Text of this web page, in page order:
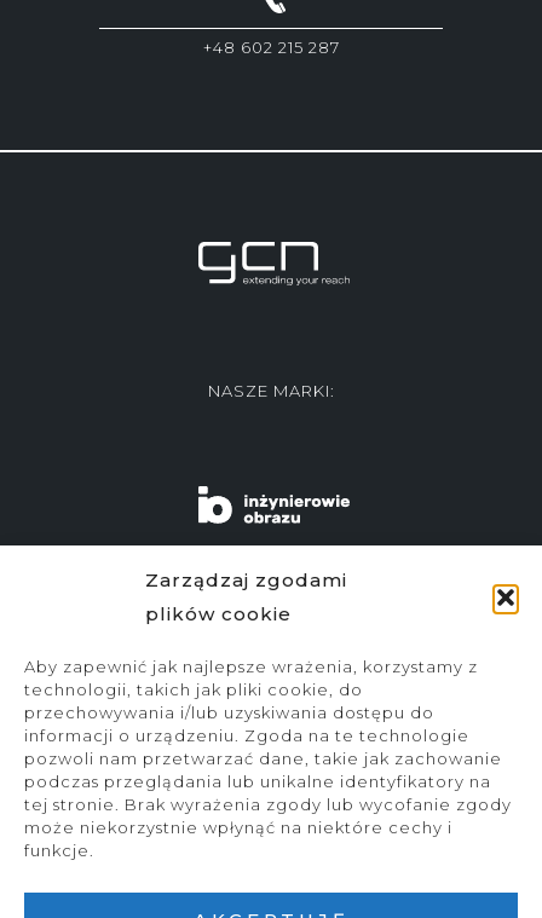
Zarządzaj zgodami
plików cookie
Aby zapewnić jak najlepsze wrażenia, korzystamy z
technologii, takich jak pliki cookie, do
przechowywania i/lub uzyskiwania dostępu do
informacji o urządzeniu. Zgoda na te technologie
pozwoli nam przetwarzać dane, takie jak zachowanie
podczas przeglądania lub unikalne identyfikatory na
tej stronie. Brak wyrażenia zgody lub wycofanie zgody
może niekorzystnie wpłynąć na niektóre cechy i
funkcje.
+48 602 215 287
NASZE MARKI:
ZAPISZ SIĘ DO NEWSLETTERA
COPYRIGHT © 2026 HORSEFIELD |